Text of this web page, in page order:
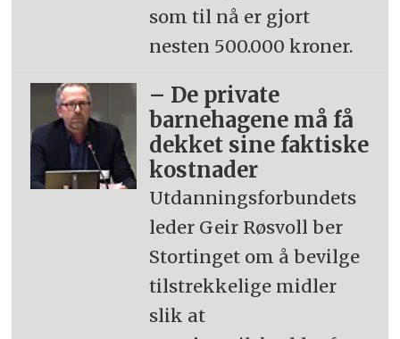
som til nå er gjort
nesten 500.000 kroner.
– De private
barnehagene må få
dekket sine faktiske
kostnader
Utdanningsforbundets
leder Geir Røsvoll ber
Stortinget om å bevilge
tilstrekkelige midler
slik at